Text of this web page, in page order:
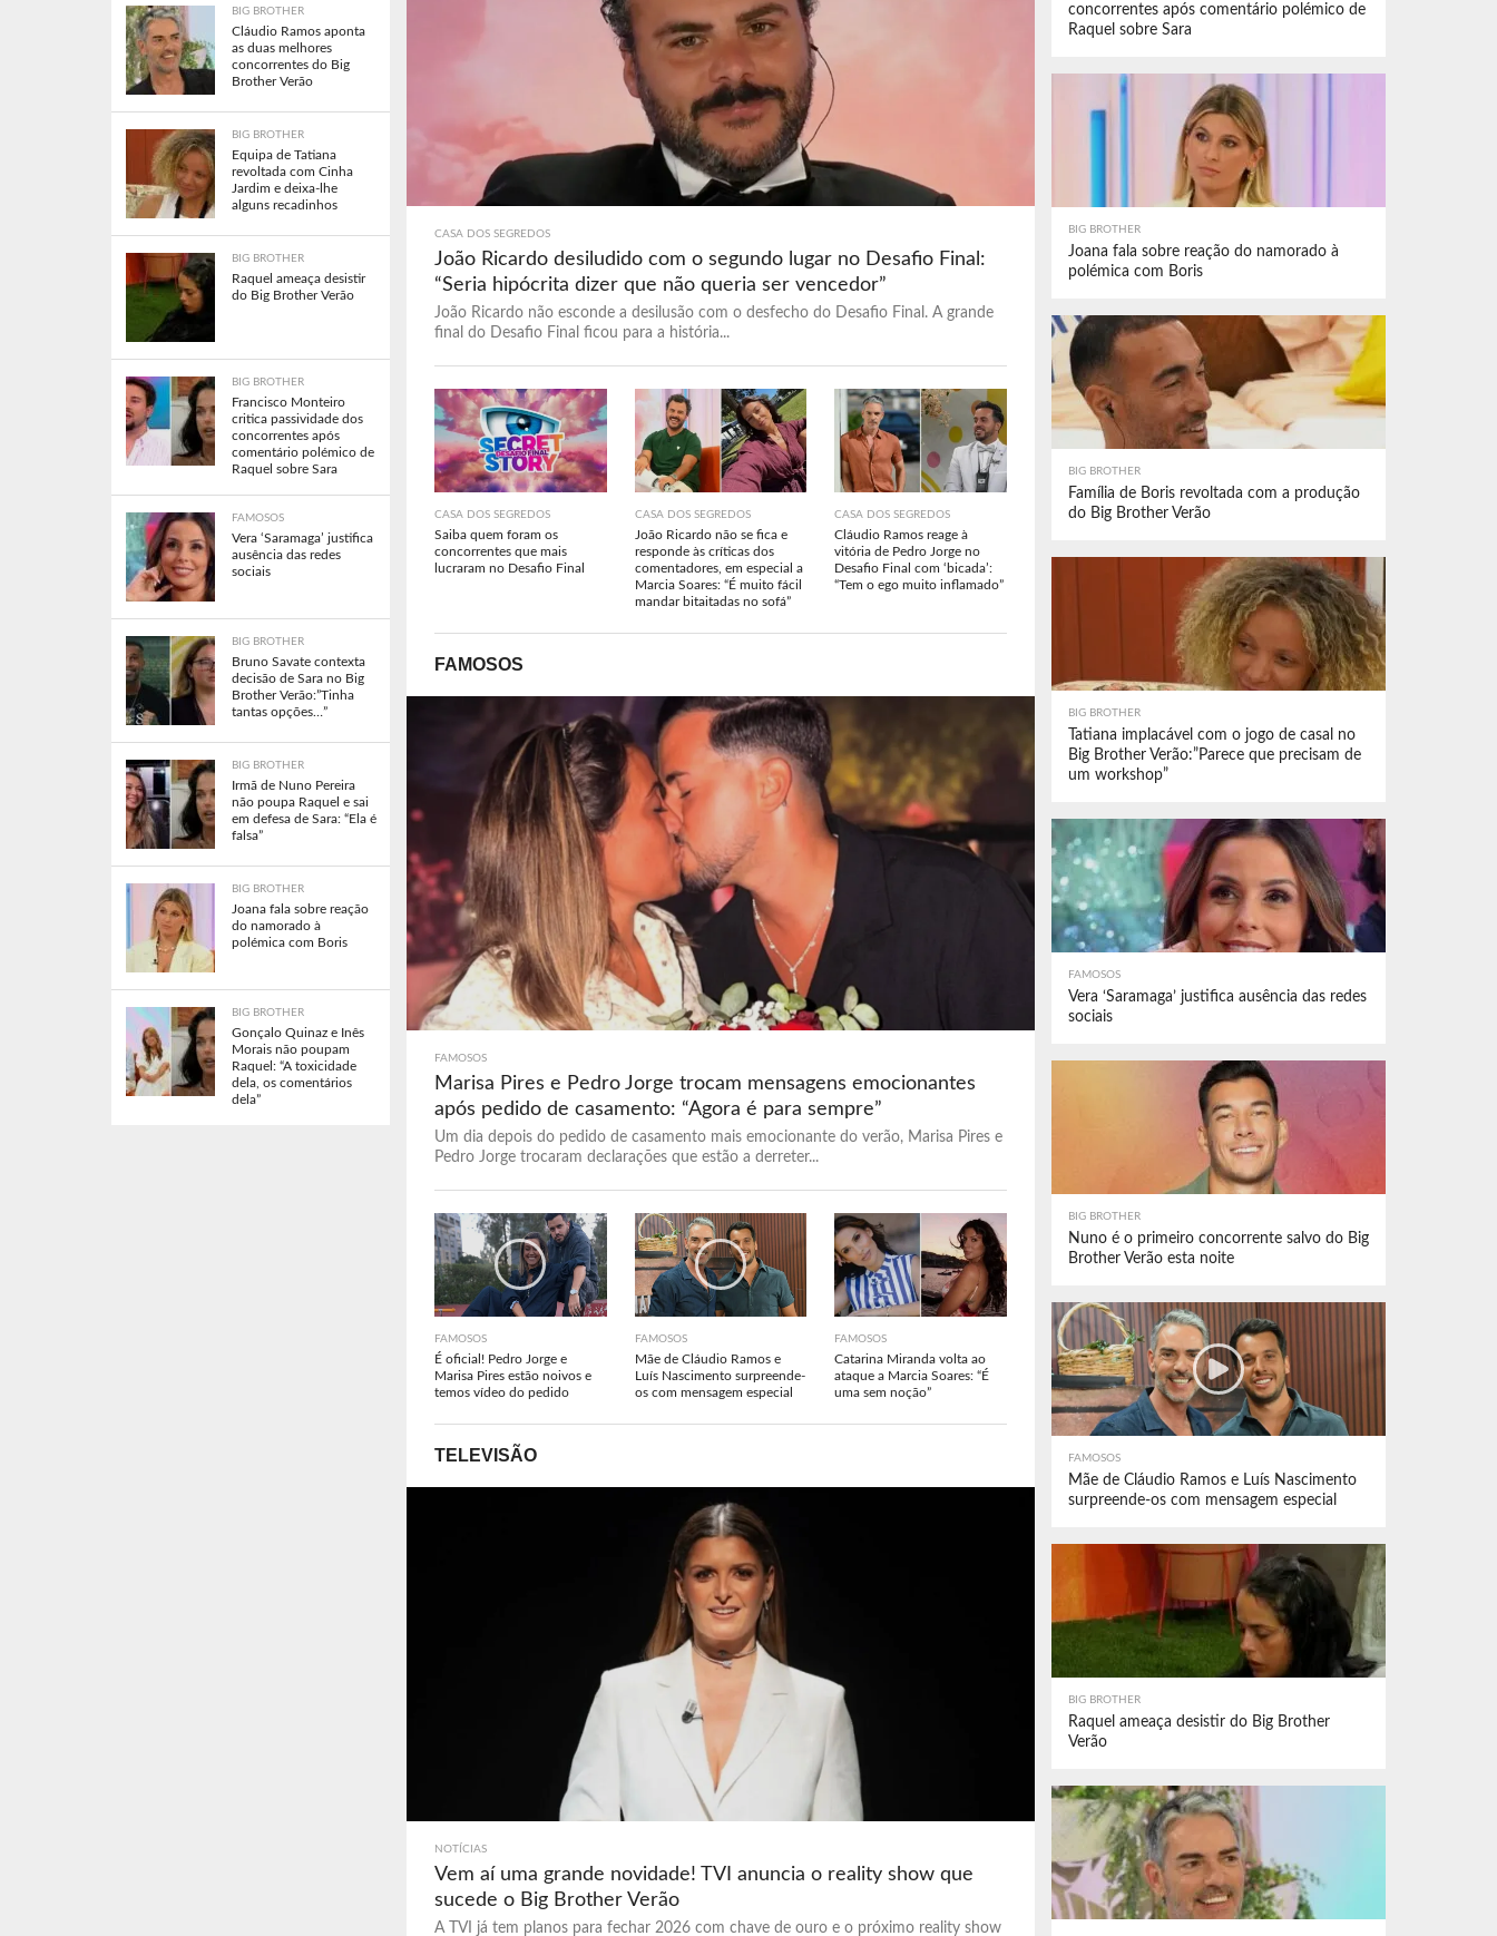
CASA DOS SEGREDOS
João Ricardo desiludido com o segundo lugar no Desafio Final:
“Seria hipócrita dizer que não queria ser vencedor”
João Ricardo não esconde a desilusão com o desfecho do Desafio Final. A grande
final do Desafio Final ficou para a história...
CASA DOS SEGREDOS
Saiba quem foram os
concorrentes que mais
lucraram no Desafio Final
CASA DOS SEGREDOS
João Ricardo não se fica e
responde às críticas dos
comentadores, em especial a
Marcia Soares: “É muito fácil
mandar bitaitadas no sofá”
CASA DOS SEGREDOS
Cláudio Ramos reage à
vitória de Pedro Jorge no
Desafio Final com ‘bicada’:
“Tem o ego muito inflamado”
FAMOSOS
FAMOSOS
Marisa Pires e Pedro Jorge trocam mensagens emocionantes
após pedido de casamento: “Agora é para sempre”
Um dia depois do pedido de casamento mais emocionante do verão, Marisa Pires e
Pedro Jorge trocaram declarações que estão a derreter...
FAMOSOS
É oficial! Pedro Jorge e
Marisa Pires estão noivos e
temos vídeo do pedido
FAMOSOS
Mãe de Cláudio Ramos e
Luís Nascimento surpreende-
os com mensagem especial
FAMOSOS
Catarina Miranda volta ao
ataque a Marcia Soares: “É
uma sem noção”
TELEVISÃO
NOTÍCIAS
Vem aí uma grande novidade! TVI anuncia o reality show que
sucede o Big Brother Verão
A TVI já tem planos para fechar 2026 com chave de ouro e o próximo reality show
BIG BROTHER
Cláudio Ramos aponta
as duas melhores
concorrentes do Big
Brother Verão
BIG BROTHER
Equipa de Tatiana
revoltada com Cinha
Jardim e deixa-lhe
alguns recadinhos
BIG BROTHER
Raquel ameaça desistir
do Big Brother Verão
BIG BROTHER
Francisco Monteiro
critica passividade dos
concorrentes após
comentário polémico de
Raquel sobre Sara
FAMOSOS
Vera ‘Saramaga’ justifica
ausência das redes
sociais
BIG BROTHER
Bruno Savate contexta
decisão de Sara no Big
Brother Verão:”Tinha
tantas opções…”
BIG BROTHER
Irmã de Nuno Pereira
não poupa Raquel e sai
em defesa de Sara: “Ela é
falsa”
BIG BROTHER
Joana fala sobre reação
do namorado à
polémica com Boris
BIG BROTHER
Gonçalo Quinaz e Inês
Morais não poupam
Raquel: “A toxicidade
dela, os comentários
dela”
concorrentes após comentário polémico de
Raquel sobre Sara
BIG BROTHER
Joana fala sobre reação do namorado à
polémica com Boris
BIG BROTHER
Família de Boris revoltada com a produção
do Big Brother Verão
BIG BROTHER
Tatiana implacável com o jogo de casal no
Big Brother Verão:”Parece que precisam de
um workshop”
FAMOSOS
Vera ‘Saramaga’ justifica ausência das redes
sociais
BIG BROTHER
Nuno é o primeiro concorrente salvo do Big
Brother Verão esta noite
FAMOSOS
Mãe de Cláudio Ramos e Luís Nascimento
surpreende-os com mensagem especial
BIG BROTHER
Raquel ameaça desistir do Big Brother
Verão